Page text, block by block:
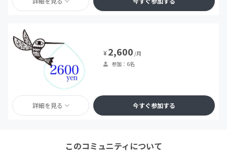
¥2,600 /月
参加：6名
詳細を見る 今すぐ参加する
このコミュニティについて